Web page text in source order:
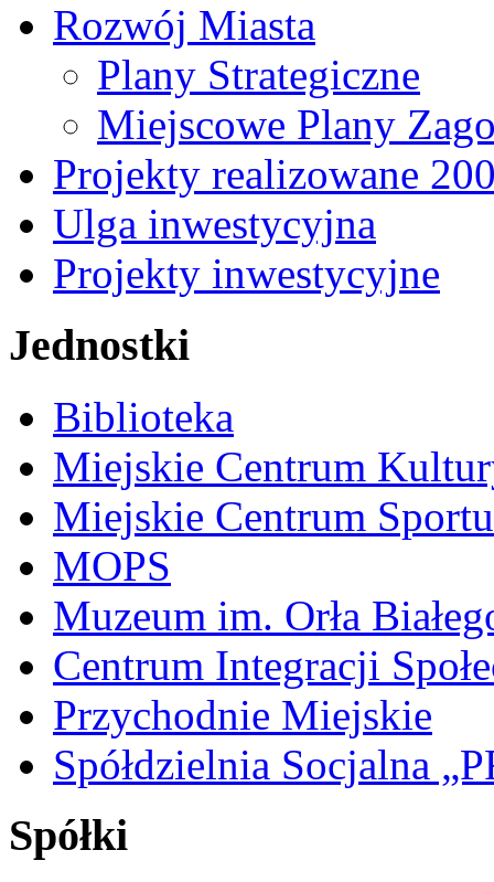
Rozwój Miasta
Plany Strategiczne
Miejscowe Plany
Projekty realizowane
Ulga inwestycyjna
Projekty inwestycyjne
Jednostki
Biblioteka
Miejskie Centrum
Miejskie Centrum
MOPS
Muzeum im. Orła
Centrum Integracji
Przychodnie Miejskie
Spółdzielnia Socjalna
Spółki